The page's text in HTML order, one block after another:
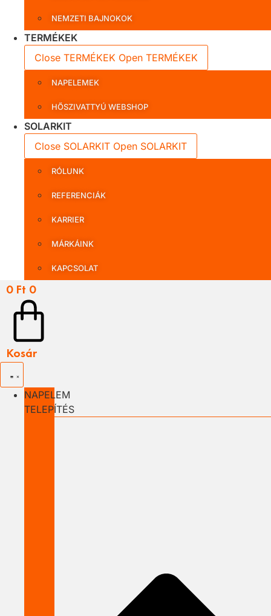
NEMZETI BAJNOKOK
TERMÉKEK
Close TERMÉKEK Open TERMÉKEK
NAPELEMEK
HŐSZIVATTYÚ WEBSHOP
SOLARKIT
Close SOLARKIT Open SOLARKIT
RÓLUNK
REFERENCIÁK
KARRIER
MÁRKÁINK
KAPCSOLAT
0 Ft 0
Kosár
NAPELEM
TELEPÍTÉS